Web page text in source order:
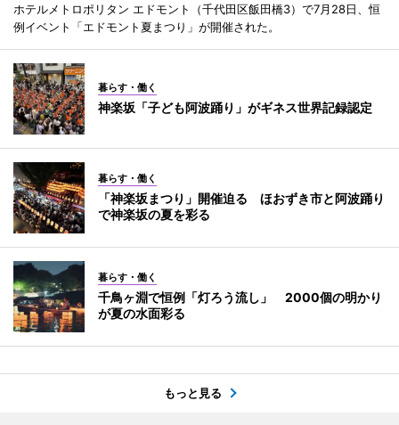
ホテルメトロポリタン エドモント（千代田区飯田橋3）で7月28日、恒
例イベント「エドモント夏まつり」が開催された。
暮らす・働く
神楽坂「子ども阿波踊り」がギネス世界記録認定
暮らす・働く
「神楽坂まつり」開催迫る ほおずき市と阿波踊り
で神楽坂の夏を彩る
暮らす・働く
千鳥ヶ淵で恒例「灯ろう流し」 2000個の明かり
が夏の水面彩る
もっと見る